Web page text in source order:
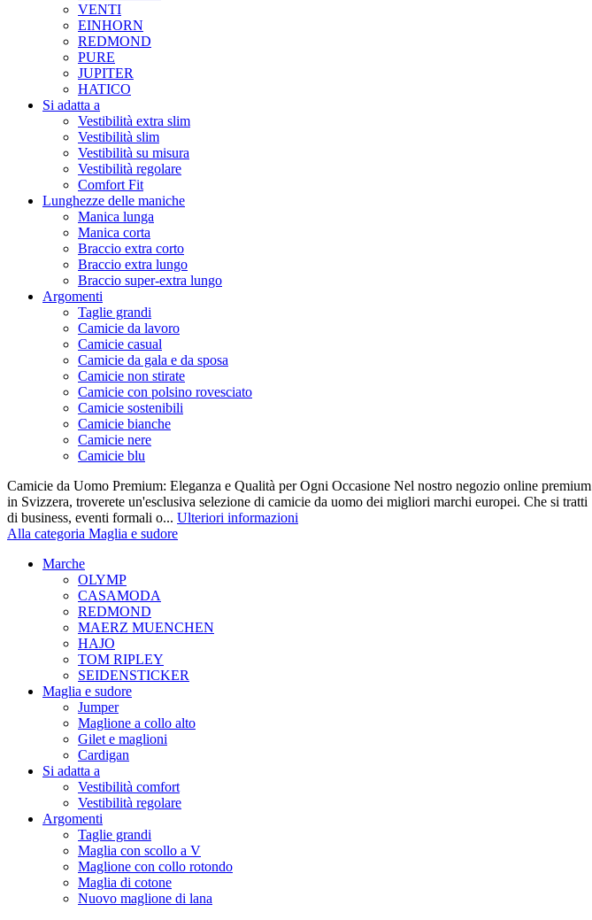
VENTI
EINHORN
REDMOND
PURE
JUPITER
HATICO
Si adatta a
Vestibilità extra slim
Vestibilità slim
Vestibilità su misura
Vestibilità regolare
Comfort Fit
Lunghezze delle maniche
Manica lunga
Manica corta
Braccio extra corto
Braccio extra lungo
Braccio super-extra lungo
Argomenti
Taglie grandi
Camicie da lavoro
Camicie casual
Camicie da gala e da sposa
Camicie non stirate
Camicie con polsino rovesciato
Camicie sostenibili
Camicie bianche
Camicie nere
Camicie blu
Camicie da Uomo Premium: Eleganza e Qualità per Ogni Occasione Nel nostro negozio online premium
in Svizzera, troverete un'esclusiva selezione di camicie da uomo dei migliori marchi europei. Che si tratti
di business, eventi formali o... Ulteriori informazioni
Alla categoria Maglia e sudore
Marche
OLYMP
CASAMODA
REDMOND
MAERZ MUENCHEN
HAJO
TOM RIPLEY
SEIDENSTICKER
Maglia e sudore
Jumper
Maglione a collo alto
Gilet e maglioni
Cardigan
Si adatta a
Vestibilità comfort
Vestibilità regolare
Argomenti
Taglie grandi
Maglia con scollo a V
Maglione con collo rotondo
Maglia di cotone
Nuovo maglione di lana